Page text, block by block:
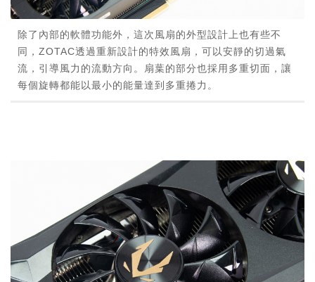
除了內部的軟體功能外，這次風扇的外型設計上也有些不
同，ZOTAC透過重新設計的特效風扇，可以安靜的切過氣
流，引導風力的流動方向。扇葉的部分也採用多重切面，讓
每個旋轉都能以最小的能量達到多重捲力。